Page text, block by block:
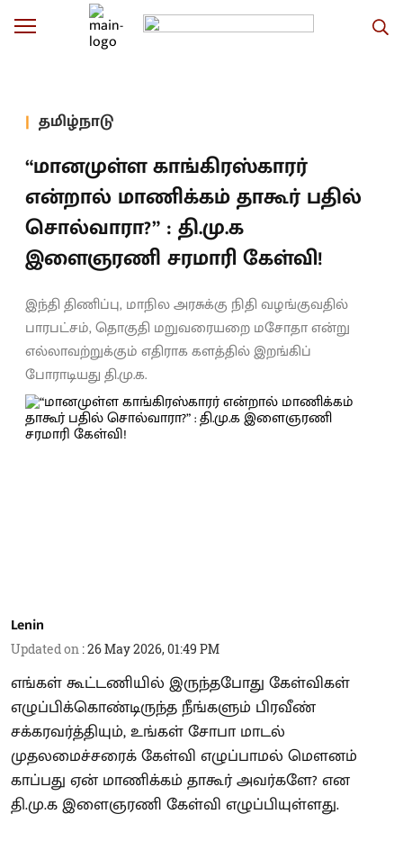
தமிழ்நாடு
“மானமுள்ள காங்கிரஸ்காரர்
என்றால் மாணிக்கம் தாகூர் பதில்
சொல்வாரா?” : தி.மு.க
இளைஞரணி சரமாரி கேள்வி!
இந்தி திணிப்பு, மாநில அரசுக்கு நிதி வழங்குவதில்
பாரபட்சம், தொகுதி மறுவரையறை மசோதா என்று
எல்லாவற்றுக்கும் எதிராக களத்தில் இறங்கிப்
போராடியது தி.மு.க.
Lenin
Updated on :26 May 2026, 01:49 PM
எங்கள் கூட்டணியில் இருந்தபோது கேள்விகள்
எழுப்பிக்கொண்டிருந்த நீங்களும் பிரவீண்
சக்கரவர்த்தியும், உங்கள் சோபா மாடல்
முதலமைச்சரைக் கேள்வி எழுப்பாமல் மௌனம்
காப்பது ஏன் மாணிக்கம் தாகூர் அவர்களே? என
தி.மு.க இளைஞரணி கேள்வி எழுப்பியுள்ளது.